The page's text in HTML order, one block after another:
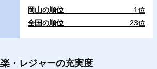
岡山の順位
1位
全国の順位
23位
・レジャーの充実度